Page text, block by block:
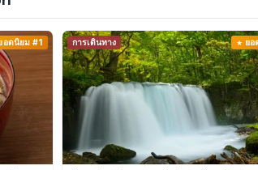
อดนิยม #1 การเดินทาง ยอ